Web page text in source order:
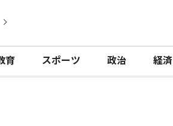
育 スポーツ 政治 経済